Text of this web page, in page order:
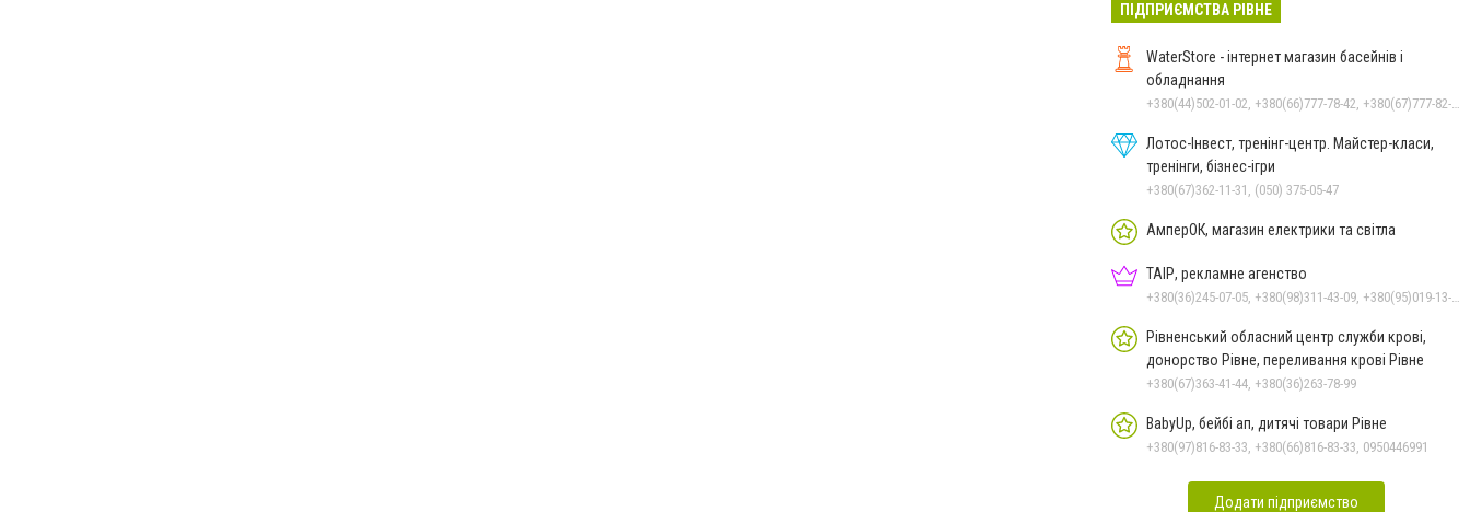
ПІДПРИЄМСТВА РІВНЕ
WaterStore - інтернет магазин басейнів і
обладнання
+380(44)502-01-02, +380(66)777-78-42, +380(67)777-82-19, +380(67)890-80-80, +380(73)890-80-80, +380(44)502-01-03
Лотос-Інвест, тренінг-центр. Майстер-класи,
тренінги, бізнес-ігри
+380(67)362-11-31, (050) 375-05-47
АмперОК, магазин електрики та світла
ТАІР, рекламне агенство
+380(36)245-07-05, +380(98)311-43-09, +380(95)019-13-17
Рівненський обласний центр служби крові,
донорство Рівне, переливання крові Рівне
+380(67)363-41-44, +380(36)263-78-99
BabyUp, бейбі ап, дитячі товари Рівне
+380(97)816-83-33, +380(66)816-83-33, 0950446991
Додати підприємство